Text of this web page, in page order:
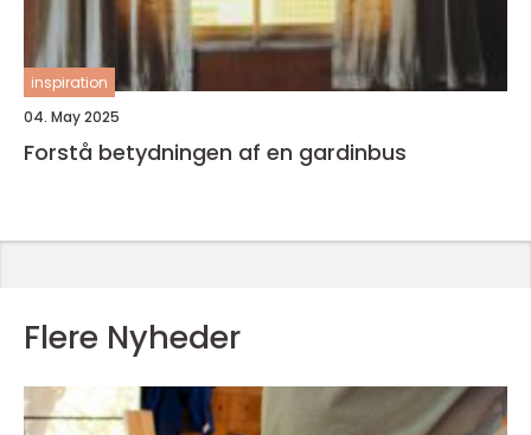
inspiration
04. May 2025
Forstå betydningen af en gardinbus
Flere Nyheder